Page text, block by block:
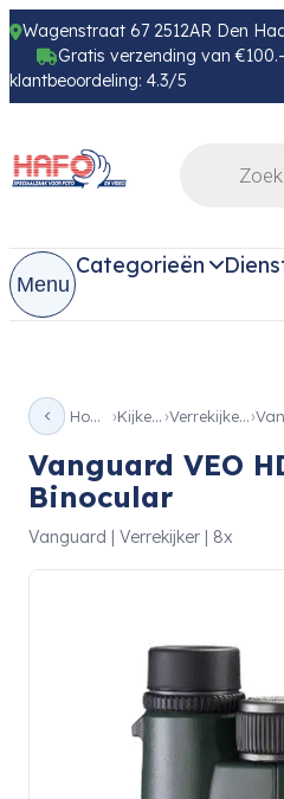
Wagenstraat 67 2512AR Den
Gratis verzending van €100.-
klantbeoordeling: 4.3/5
Menu
Categorieën
Home Kijkers Verrekijkers
Vanguard VEO
Binocular
Vanguard | Verrekijker | 8x